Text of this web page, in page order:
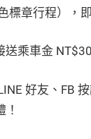
標章行程），
乘車金
好友、FB